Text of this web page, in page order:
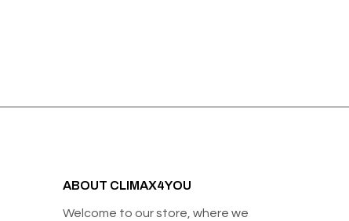
ABOUT CLIMAX4YOU
Welcome to our store, where we